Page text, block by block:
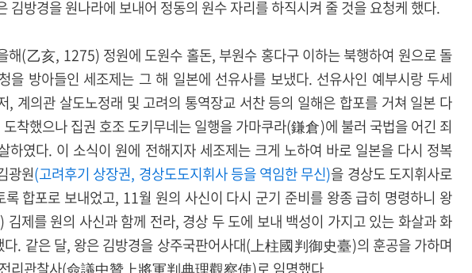
김방경을 원나라에 보내어 정동의 원수 자리를 하직시켜 줄 것을 요청케 했다.
해(乙亥, 1275) 정원에 도원수 홀돈, 부원수 홍다구 이하는 북행하여 원으로 돌
을 방아들인 세조제는 그 해 일본에 선유사를 보냈다. 선유사인 예부시랑 두세
, 계의관 살도노정래 및 고려의 통역장교 서찬 등의 일해은 합포를 거쳐 일본 다
착했으나 집권 호조 도키무네는 일행을 가마쿠라(鎌倉)에 불러 국법을 어긴 죄
하였다. 이 소식이 원에 전해지자 세조제는 크게 노하여 바로 일본을 다시 정복
광원(고려후기 상장권, 경상도도지휘사 등을 역임한 무신)을 경상도 도지휘사로
록 합포로 보내었고, 11월 원의 사신이 다시 군기 준비를 왕종 급히 명령하니 왕
제를 원의 사신과 함께 전라, 경상 두 도에 보내 백성이 가지고 있는 화살과 화
다. 같은 달, 왕은 김방경을 상주국판어사대(上柱國判御史臺)의 훈공을 가하며
리관찰사(僉議中贊上將軍判典理觀察使)로 임명했다.